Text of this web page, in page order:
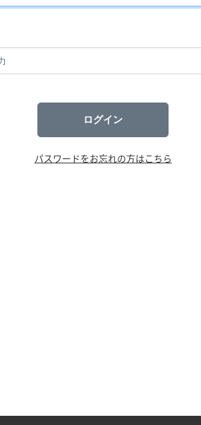
ログイン
パスワードをお忘れの方はこちら